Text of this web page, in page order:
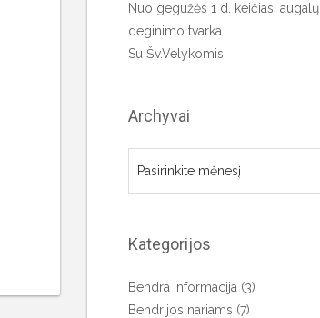
Nuo gegužės 1 d. keičiasi augalų
deginimo tvarka.
Su Šv.Velykomis
Archyvai
Kategorijos
Bendra informacija (3)
Bendrijos nariams (7)